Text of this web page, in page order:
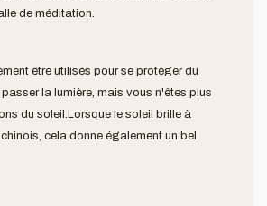
de méditation.
être utilisés pour se protéger du
la lumière, mais vous n'êtes plus
du soleil.Lorsque le soleil brille à
cela donne également un bel